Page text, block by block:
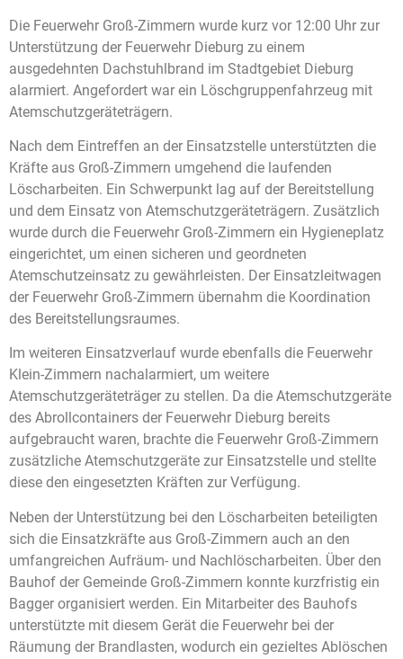
Die Feuerwehr Groß-Zimmern wurde kurz vor 12:00 Uhr zur
Unterstützung der Feuerwehr Dieburg zu einem
ausgedehnten Dachstuhlbrand im Stadtgebiet Dieburg
alarmiert. Angefordert war ein Löschgruppenfahrzeug mit
Atemschutzgeräteträgern.
Nach dem Eintreffen an der Einsatzstelle unterstützten die
Kräfte aus Groß-Zimmern umgehend die laufenden
Löscharbeiten. Ein Schwerpunkt lag auf der Bereitstellung
und dem Einsatz von Atemschutzgeräteträgern. Zusätzlich
wurde durch die Feuerwehr Groß-Zimmern ein Hygieneplatz
eingerichtet, um einen sicheren und geordneten
Atemschutzeinsatz zu gewährleisten. Der Einsatzleitwagen
der Feuerwehr Groß-Zimmern übernahm die Koordination
des Bereitstellungsraumes.
Im weiteren Einsatzverlauf wurde ebenfalls die Feuerwehr
Klein-Zimmern nachalarmiert, um weitere
Atemschutzgeräteträger zu stellen. Da die Atemschutzgeräte
des Abrollcontainers der Feuerwehr Dieburg bereits
aufgebraucht waren, brachte die Feuerwehr Groß-Zimmern
zusätzliche Atemschutzgeräte zur Einsatzstelle und stellte
diese den eingesetzten Kräften zur Verfügung.
Neben der Unterstützung bei den Löscharbeiten beteiligten
sich die Einsatzkräfte aus Groß-Zimmern auch an den
umfangreichen Aufräum- und Nachlöscharbeiten. Über den
Bauhof der Gemeinde Groß-Zimmern konnte kurzfristig ein
Bagger organisiert werden. Ein Mitarbeiter des Bauhofs
unterstützte mit diesem Gerät die Feuerwehr bei der
Räumung der Brandlasten, wodurch ein gezieltes Ablöschen